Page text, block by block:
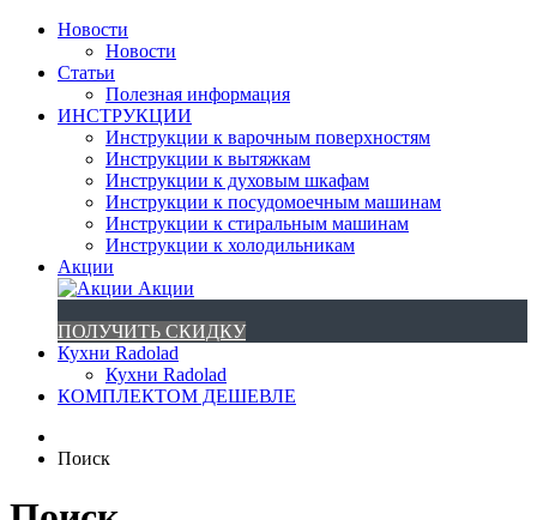
Новости
Новости
Статьи
Полезная информация
ИНСТРУКЦИИ
Инструкции к варочным поверхностям
Инструкции к вытяжкам
Инструкции к духовым шкафам
Инструкции к посудомоечным машинам
Инструкции к стиральным машинам
Инструкции к холодильникам
Акции
Акции
ПОЛУЧИТЬ СКИДКУ
Кухни Radolad
Кухни Radolad
КОМПЛЕКТОМ ДЕШЕВЛЕ
Поиск